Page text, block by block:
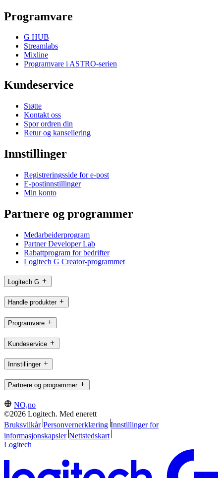
Programvare
G HUB
Streamlabs
Mixline
Programvare i ASTRO-serien
Kundeservice
Støtte
Kontakt oss
Spor ordren din
Retur og kansellering
Innstillinger
Registreringsside for e-post
E-postinnstillinger
Min konto
Partnere og programmer
Medarbeiderprogram
Partner Developer Lab
Rabattprogram for bedrifter
Logitech G Creator-programmet
Logitech G
Handle produkter
Programvare
Kundeservice
Innstillinger
Partnere og programmer
NO,no
©2026 Logitech. Med enerett
Bruksvilkår Personvernerklæring Innstillinger for
informasjonskapsler Nettstedskart
Logitech